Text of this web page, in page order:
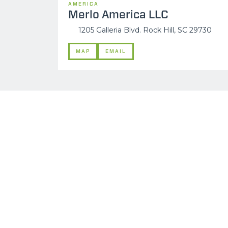
AMERICA
Merlo America LLC
1205 Galleria Blvd. Rock Hill, SC 29730
MAP EMAIL